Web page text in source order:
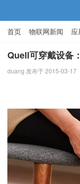
首页 物联网新闻 应
智能家居
Quell可穿戴设备
duang 发布于 2015-03-17